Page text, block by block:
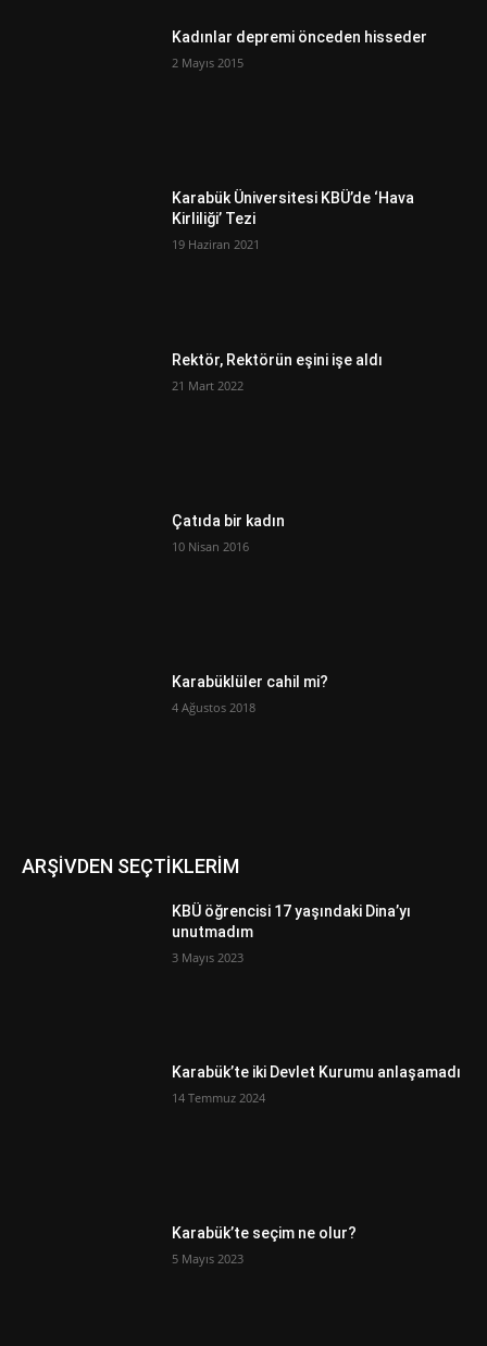
Kadınlar depremi önceden hisseder
2 Mayıs 2015
Karabük Üniversitesi KBÜ’de ‘Hava
Kirliliği’ Tezi
19 Haziran 2021
Rektör, Rektörün eşini işe aldı
21 Mart 2022
Çatıda bir kadın
10 Nisan 2016
Karabüklüler cahil mi?
4 Ağustos 2018
ARŞİVDEN SEÇTİKLERİM
KBÜ öğrencisi 17 yaşındaki Dina’yı
unutmadım
3 Mayıs 2023
Karabük’te iki Devlet Kurumu anlaşamadı
14 Temmuz 2024
Karabük’te seçim ne olur?
5 Mayıs 2023